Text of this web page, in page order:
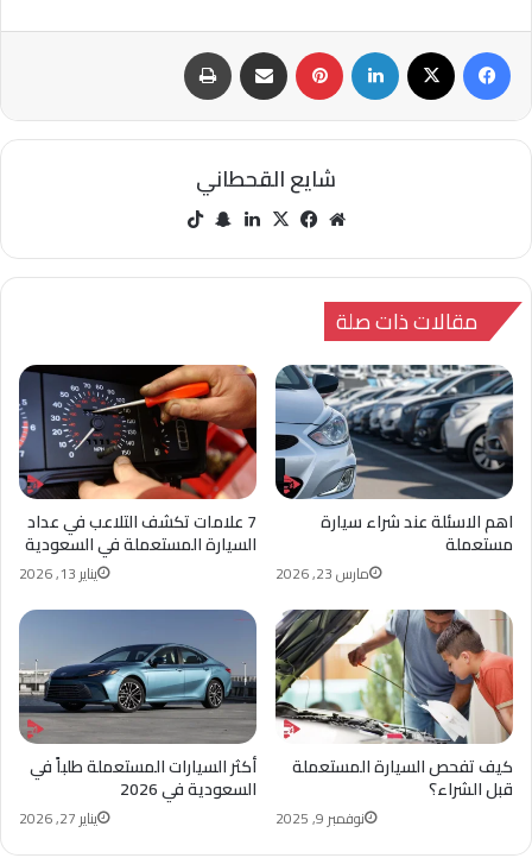
فيسبوك ‫X لينكدإن بينتيريست مشاركة عبر البريد طباعة
شايع القحطاني
مو
الوي
في
وك
‫X لينك سنا
تشا
مقالات ذات صلة
7 علامات تكشف التلاعب في عداد
السيارة المستعملة في السعودية
يناير 13, 2026
اهم الاسئلة عند شراء سيارة
مستعملة
مارس 23, 2026
أكثر السيارات المستعملة طلباً في
السعودية في 2026
يناير 27, 2026
كيف تفحص السيارة المستعملة
قبل الشراء؟
نوفمبر 9, 2025